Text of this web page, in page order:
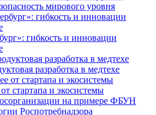
мирового уровня
гибкость и инновации
разработка в медтехе
стартапа и экосистемы